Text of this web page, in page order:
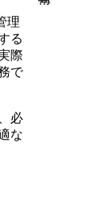
理
る
際
で
必
な